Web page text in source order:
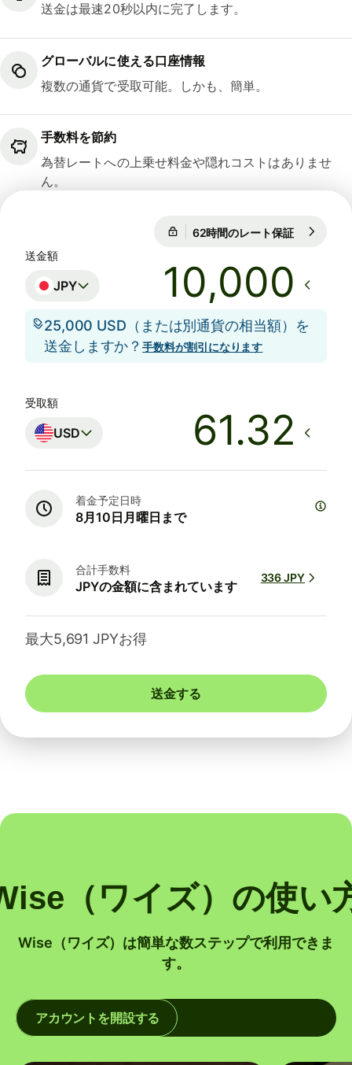
送金は最速20秒以内に完了します。
グローバルに使える口座情報
複数の通貨で受取可能。しかも、簡単。
手数料を節約
為替レートへの上乗せ料金や隠れコストはありませ
ん。
62時間のレート保証
送金額
JPY
25,000 USD（または別通貨の相当額）を
送金しますか？手数料が割引になります
受取額
USD
着金予定日時
8月10日月曜日まで
合計手数料
JPYの金額に含まれています
336 JPY
最大5,691 JPYお得
送金する
（ワイズ）の使い
Wise（ワイズ）は簡単な数ステップで利用できま
す。
アカウントを開設する